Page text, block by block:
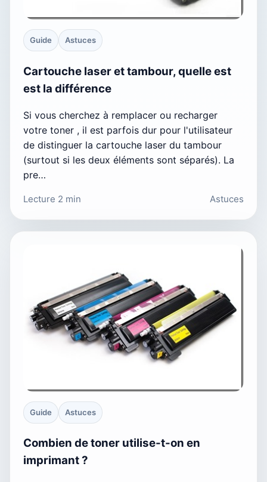
Guide Astuces
Cartouche laser et tambour, quelle est
est la différence
Si vous cherchez à remplacer ou recharger
votre toner , il est parfois dur pour l'utilisateur
de distinguer la cartouche laser du tambour
(surtout si les deux éléments sont séparés). La
pre…
Lecture 2 min Astuces
Guide Astuces
Combien de toner utilise-t-on en
imprimant ?